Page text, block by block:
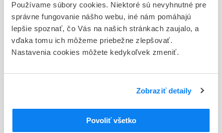
Používame súbory cookies. Niektoré sú nevyhnutné pre
správne fungovanie nášho webu, iné nám pomáhajú
lepšie spoznať, čo Vás na našich stránkach zaujalo, a
vďaka tomu ich môžeme priebežne zlepšovať.
Nastavenia cookies môžete kedykoľvek zmeniť.
Zobraziť detaily
Povoliť všetko
Stav
D - Registrácia bez obmedzenia platnosti
Typ registračnej procedúry
Decentralizovaná
Držiteľ, krajina
McNeil Healthcare (Ireland) Limited, Írsko
Indikačná skupina
69 - OTORHINOLARYNGOLOGICA